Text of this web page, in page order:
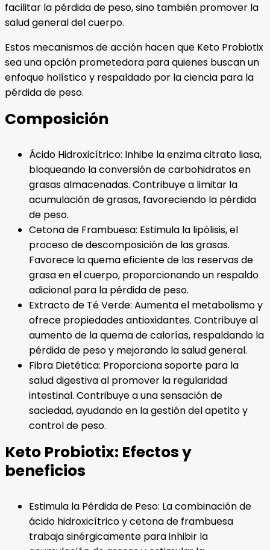
facilitar la pérdida de peso, sino también promover la
salud general del cuerpo.
Estos mecanismos de acción hacen que Keto Probiotix
sea una opción prometedora para quienes buscan un
enfoque holístico y respaldado por la ciencia para la
pérdida de peso.
Composición
Ácido Hidroxicítrico: Inhibe la enzima citrato liasa,
bloqueando la conversión de carbohidratos en
grasas almacenadas. Contribuye a limitar la
acumulación de grasas, favoreciendo la pérdida
de peso.
Cetona de Frambuesa: Estimula la lipólisis, el
proceso de descomposición de las grasas.
Favorece la quema eficiente de las reservas de
grasa en el cuerpo, proporcionando un respaldo
adicional para la pérdida de peso.
Extracto de Té Verde: Aumenta el metabolismo y
ofrece propiedades antioxidantes. Contribuye al
aumento de la quema de calorías, respaldando la
pérdida de peso y mejorando la salud general.
Fibra Dietética: Proporciona soporte para la
salud digestiva al promover la regularidad
intestinal. Contribuye a una sensación de
saciedad, ayudando en la gestión del apetito y
control de peso.
Keto Probiotix: Efectos y
beneficios
Estimula la Pérdida de Peso: La combinación de
ácido hidroxicítrico y cetona de frambuesa
trabaja sinérgicamente para inhibir la